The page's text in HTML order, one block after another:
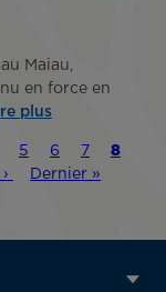
Maiau,
en force en
plus
Page
5 Page
6 Page
7
Page
8
Dernière
Dernier »